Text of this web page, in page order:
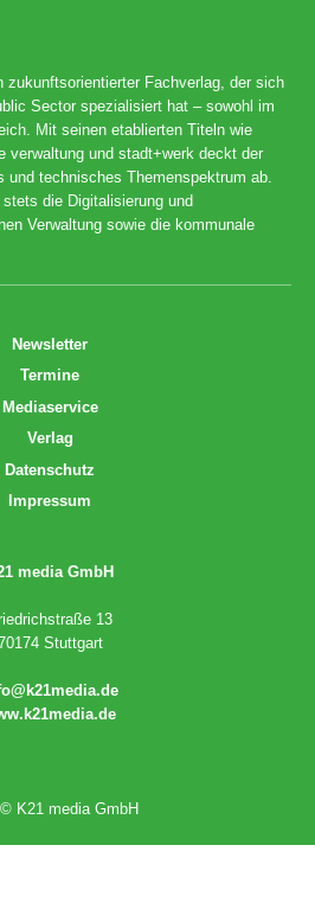
zukunftsorientierter Fachverlag, der sich
Sector spezialisiert hat – sowohl im
Mit seinen etablierten Titeln wie
verwaltung und stadt+werk deckt der
und technisches Themenspektrum ab.
die Digitalisierung und
Verwaltung sowie die kommunale
Newsletter
Termine
Mediaservice
Verlag
Datenschutz
Impressum
media GmbH
13
Stuttgart
K21 media GmbH